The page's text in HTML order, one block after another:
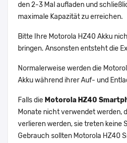
den 2-3 Mal aufladen und
maximale Kapazität zu erreichen.
Bitte Ihre Motorola HZ40 Akku
bringen. Ansonsten entsteht die
Normalerweise werden die
Akku während ihrer Auf- und
Falls die Motorola HZ40
Monate nicht verwendet werden,
verlieren werden, sie treten keine
Gebrauch sollten Motorola HZ40